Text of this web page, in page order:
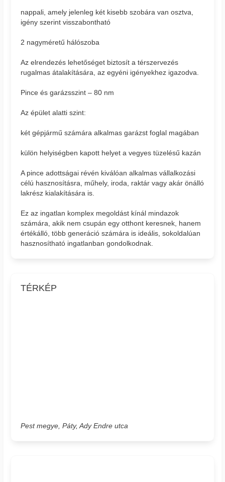
nappali, amely jelenleg két kisebb szobára van osztva,
igény szerint visszabontható
2 nagyméretű hálószoba
Az elrendezés lehetőséget biztosít a térszervezés
rugalmas átalakítására, az egyéni igényekhez igazodva.
Pince és garázsszint – 80 nm
Az épület alatti szint:
két gépjármű számára alkalmas garázst foglal magában
külön helyiségben kapott helyet a vegyes tüzelésű kazán
A pince adottságai révén kiválóan alkalmas vállalkozási
célú hasznosításra, műhely, iroda, raktár vagy akár önálló
lakrész kialakítására is.
Ez az ingatlan komplex megoldást kínál mindazok
számára, akik nem csupán egy otthont keresnek, hanem
értékálló, több generáció számára is ideális, sokoldalúan
hasznosítható ingatlanban gondolkodnak.
TÉRKÉP
Pest megye, Páty, Ady Endre utca